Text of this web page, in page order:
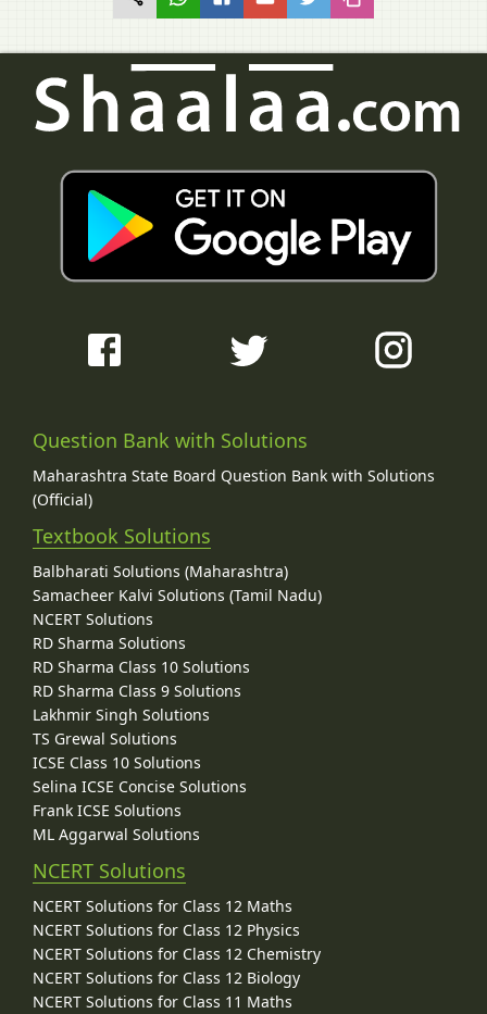
Question Bank with Solutions
Maharashtra State Board Question Bank with Solutions
(Official)
Textbook Solutions
Balbharati Solutions (Maharashtra)
Samacheer Kalvi Solutions (Tamil Nadu)
NCERT Solutions
RD Sharma Solutions
RD Sharma Class 10 Solutions
RD Sharma Class 9 Solutions
Lakhmir Singh Solutions
TS Grewal Solutions
ICSE Class 10 Solutions
Selina ICSE Concise Solutions
Frank ICSE Solutions
ML Aggarwal Solutions
NCERT Solutions
NCERT Solutions for Class 12 Maths
NCERT Solutions for Class 12 Physics
NCERT Solutions for Class 12 Chemistry
NCERT Solutions for Class 12 Biology
NCERT Solutions for Class 11 Maths